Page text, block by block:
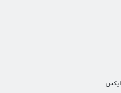
ایکس